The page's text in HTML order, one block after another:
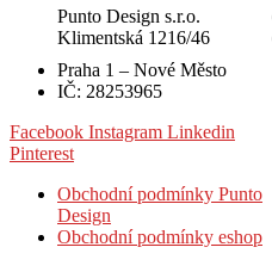
Punto Design s.r.o.
Klimentská 1216/46
Praha 1 – Nové Město
IČ: 28253965
Facebook Instagram Linkedin
Pinterest
Obchodní podmínky Punto
Design
Obchodní podmínky eshop